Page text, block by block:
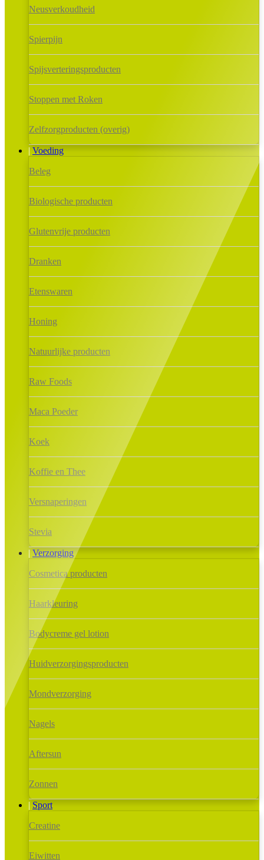
Neusverkoudheid
Spierpijn
Spijsverteringsproducten
Stoppen met Roken
Zelfzorgproducten (overig)
Voeding
Beleg
Biologische producten
Glutenvrije producten
Dranken
Etenswaren
Honing
Natuurlijke producten
Raw Foods
Maca Poeder
Koek
Koffie en Thee
Versnaperingen
Stevia
Verzorging
Cosmetica producten
Haarkleuring
Bodycreme gel lotion
Huidverzorgingsproducten
Mondverzorging
Nagels
Aftersun
Zonnen
Sport
Creatine
Eiwitten